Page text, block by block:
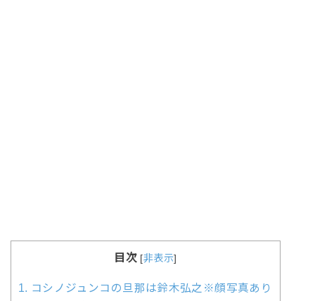
目次 [非表示]
1. コシノジュンコの旦那は鈴木弘之※顔写真あり